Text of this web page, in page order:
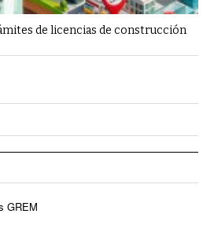
de licencias de construcción
GREM